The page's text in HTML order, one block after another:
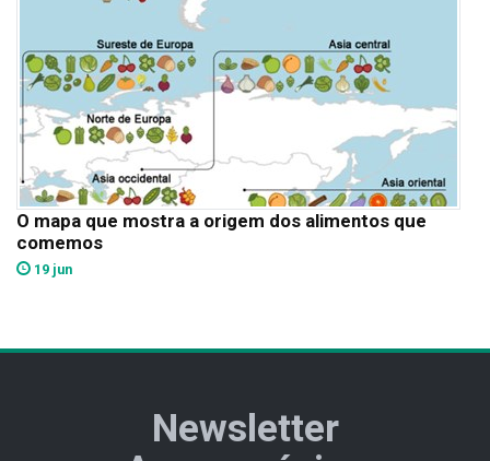
O mapa que mostra a origem dos alimentos que
comemos
19 jun
Newsletter